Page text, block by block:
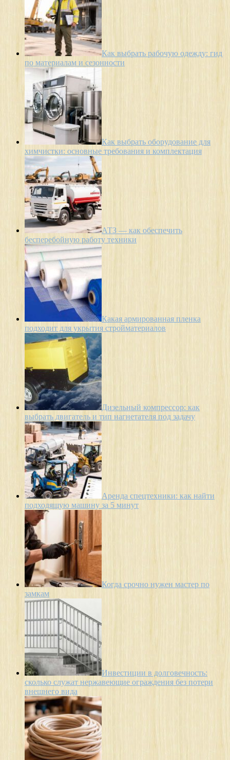
Как выбрать рабочую одежду: гид
по материалам и сезонности
Как выбрать оборудование для
химчистки: основные требования и комплектация
АТЗ — как обеспечить
бесперебойную работу техники
Какая армированная пленка
подходит для укрытия стройматериалов
Дизельный компрессор: как
выбрать двигатель и тип нагнетателя под задачу
Аренда спецтехники: как найти
подходящую машину за 5 минут
Когда срочно нужен мастер по
замкам
Инвестиции в долговечность:
сколько служат нержавеющие ограждения без потери
внешнего вида